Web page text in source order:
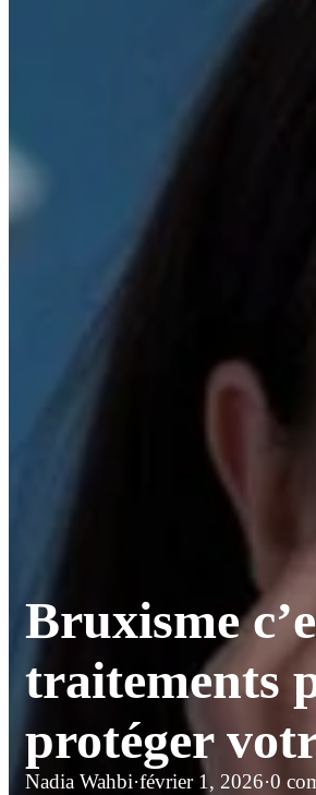
Bruxisme
traitements
protéger
Nadia Wahbi·février 1, 2026·0